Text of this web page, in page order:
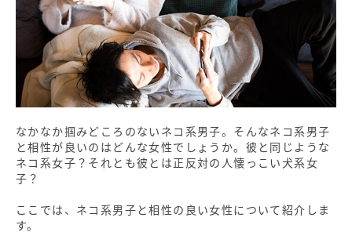
なかなか掴みどころのないネコ系男子。そんなネコ系男子
と相性が良いのはどんな女性でしょうか。彼と同じような
ネコ系女子？それとも彼とは正反対の人懐っこい犬系女
子？
ここでは、ネコ系男子と相性の良い女性について紹介しま
す。